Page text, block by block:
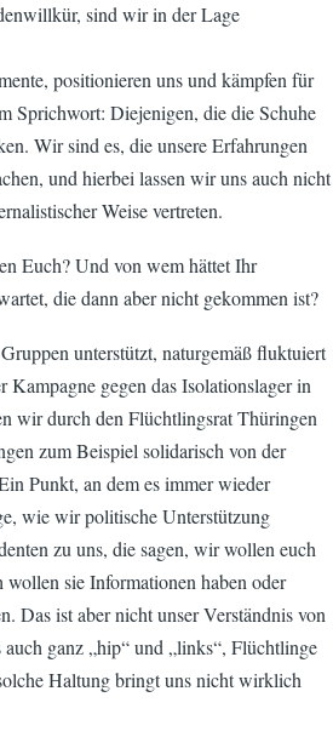
sind wir in der Lage
positionieren uns und kämpfen für
Sprichwort: Diejenigen, die die Schuhe
Wir sind es, die unsere Erfahrungen
und hierbei lassen wir uns auch nicht
Weise vertreten.
Euch? Und von wem hättet Ihr
die dann aber nicht gekommen ist?
unterstützt, naturgemäß fluktuiert
Kampagne gegen das Isolationslager in
wir durch den Flüchtlingsrat Thüringen
zum Beispiel solidarisch von der
Punkt, an dem es immer wieder
wie wir politische Unterstützung
zu uns, die sagen, wir wollen euch
wollen sie Informationen haben oder
Das ist aber nicht unser Verständnis von
ganz „hip“ und „links“, Flüchtlinge
Haltung bringt uns nicht wirklich